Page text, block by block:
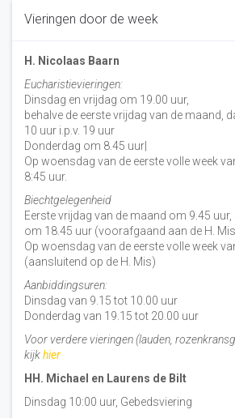
Vieringen door de week
H. Nicolaas Baarn
Eucharistievieringen:
Dinsdag en vrijdag om 19.00 uur,
behalve de eerste vrijdag van de maand,
10 uur i.p.v. 19 uur
Donderdag om 8.45 uur|
Op woensdag van de eerste volle week
8:45 uur.
Biechtgelegenheid
Eerste vrijdag van de maand om 9.45
om 18.45 uur (voorafgaand aan de H.
Op woensdag van de eerste volle week
(aansluitend op de H. Mis)
Aanbiddingsuren:
Dinsdag van 9.15 tot 10.00 uur
Donderdag van 19.15 tot 20.00 uur
Voor verdere vieringen (lauden,
kijkhier
HH. Michael en Laurens de Bilt
Dinsdag 10:00 uur, Gebedsviering